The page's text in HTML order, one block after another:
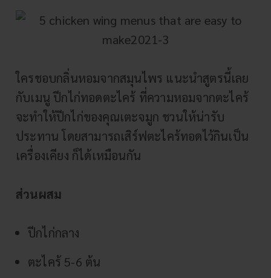
ใครชอบกลิ่นหอมจากสมุนไพร แนะนำสูตรนี้เลย
กับเมนู ปีกไก่ทอดตะไคร้ ที่ความหอมจากตะไคร้
จะทำให้ปีกไก่ของคุณเตะจมูก ชวนให้น่ารับ
ประทาน โดยสามารถเสิร์ฟตะไคร้ทอดไว้กินเป็น
เครื่องเคียง ก็ได้เหมือนกัน
ส่วนผสม
ปีกไก่กลาง
ตะไคร้ 5-6 ต้น